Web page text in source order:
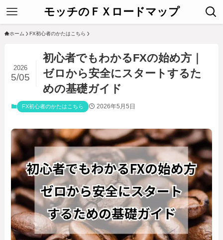
モッチのＦＸロードマップ
ホーム FX初心者のかたはこちら
初心者でもわかるFXの始め方｜
ゼロから安全にスタートするた
めの基礎ガイド
2026
5/05
FX初心者のかたはこちら 2026年5月5日